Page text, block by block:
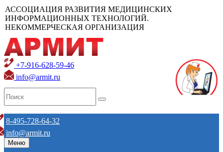
АССОЦИАЦИЯ РАЗВИТИЯ МЕДИЦИНСКИХ
ИНФОРМАЦИОННЫХ ТЕХНОЛОГИЙ.
НЕКОММЕРЧЕСКАЯ ОРГАНИЗАЦИЯ
+7-916-628-59-46
info@armit.ru
8-495-728-64-32
info@armit.ru
Меню